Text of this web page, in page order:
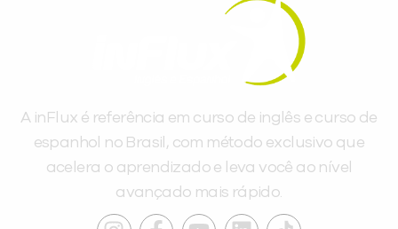
A inFlux é referência em curso de inglês e curso de
espanhol no Brasil, com método exclusivo que
acelera o aprendizado e leva você ao nível
avançado mais rápido.